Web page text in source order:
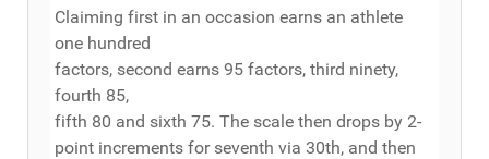
Claiming first in an occasion earns an athlete
one hundred
factors, second earns 95 factors, third ninety,
fourth 85,
fifth 80 and sixth 75. The scale then drops by 2-
point increments for seventh via 30th, and then